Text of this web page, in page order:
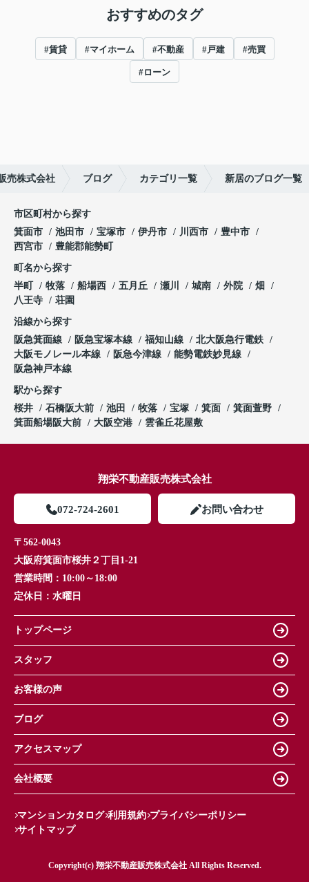
おすすめのタグ
#賃貸 #マイホーム #不動産 #戸建 #売買
#ローン
売株式会社 ブログ カテゴリ一覧 新居のブログ一覧
市区町村から探す
箕面市
池田市 宝塚市 伊丹市 川西市
豊中市
西宮市
豊能郡能勢町
町名から探す
半町
牧落 船場西 五月丘 瀬川 城南 外院
畑
八王寺
荘園
沿線から探す
阪急箕面線
阪急宝塚本線 福知山線
北大阪急行電鉄
大阪モノレール本線
阪急今津線
能勢電鉄妙見線
阪急神戸本線
駅から探す
桜井
石橋阪大前 池田 牧落 宝塚 箕面
箕面萱野
箕面船場阪大前
大阪空港 雲雀丘花屋敷
翔栄不動産販売株式会社
072-724-2601 お問い合わせ
〒562-0043
大阪府箕面市桜井２丁目1-21
営業時間： 10:00～18:00
定休日： 水曜日
トップページ
スタッフ
お客様の声
ブログ
アクセスマップ
会社概要
マンションカタログ 利用規約 プライバシーポリシー
サイトマップ
Copyright(c) 翔栄不動産販売株式会社 All Rights Reserved.